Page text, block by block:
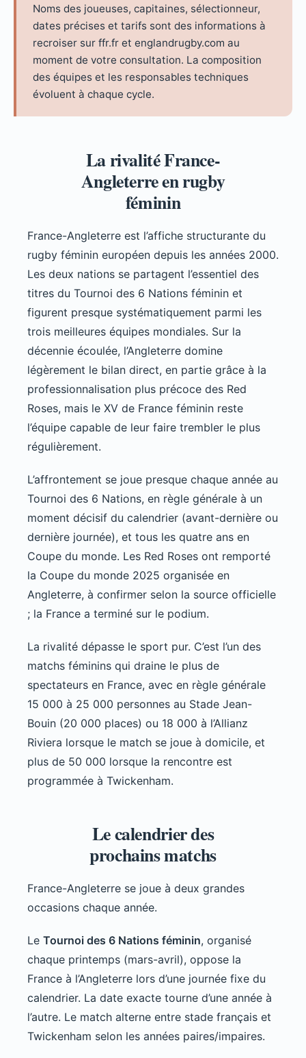
Noms des joueuses, capitaines, sélectionneur,
dates précises et tarifs sont des informations à
recroiser sur ffr.fr et englandrugby.com au
moment de votre consultation. La composition
des équipes et les responsables techniques
évoluent à chaque cycle.
La rivalité France-
Angleterre en rugby
féminin
France-Angleterre est l’affiche structurante du
rugby féminin européen depuis les années 2000.
Les deux nations se partagent l’essentiel des
titres du Tournoi des 6 Nations féminin et
figurent presque systématiquement parmi les
trois meilleures équipes mondiales. Sur la
décennie écoulée, l’Angleterre domine
légèrement le bilan direct, en partie grâce à la
professionnalisation plus précoce des Red
Roses, mais le XV de France féminin reste
l’équipe capable de leur faire trembler le plus
régulièrement.
L’affrontement se joue presque chaque année au
Tournoi des 6 Nations, en règle générale à un
moment décisif du calendrier (avant-dernière ou
dernière journée), et tous les quatre ans en
Coupe du monde. Les Red Roses ont remporté
la Coupe du monde 2025 organisée en
Angleterre, à confirmer selon la source officielle
; la France a terminé sur le podium.
La rivalité dépasse le sport pur. C’est l’un des
matchs féminins qui draine le plus de
spectateurs en France, avec en règle générale
15 000 à 25 000 personnes au Stade Jean-
Bouin (20 000 places) ou 18 000 à l’Allianz
Riviera lorsque le match se joue à domicile, et
plus de 50 000 lorsque la rencontre est
programmée à Twickenham.
Le calendrier des
prochains matchs
France-Angleterre se joue à deux grandes
occasions chaque année.
Le Tournoi des 6 Nations féminin, organisé
chaque printemps (mars-avril), oppose la
France à l’Angleterre lors d’une journée fixe du
calendrier. La date exacte tourne d’une année à
l’autre. Le match alterne entre stade français et
Twickenham selon les années paires/impaires.